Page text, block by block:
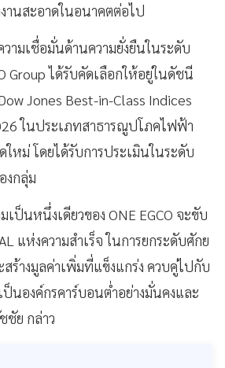
านสะอาดในอนาคตต่อไป
ามเชื่อมั่นด้านความยั่งยืนในระดับ
Group ได้รับคัดเลือกให้อยู่ในดัชนี
Jones Best-in-Class Indices
ในประเภทสาธารณูปโภคไฟฟ้า
หม่ โดยได้รับการประเมินในระดับ
งกลุ่ม
เป็นหนึ่งเดียวของ ONE EGCO จะขับ
แห่งความสำเร็จ ในการยกระดับศักย
ร้างมูลค่าเพิ่มที่แข็งแกร่ง ควบคู่ไปกับ
นองค์กรคาร์บอนต่ำอย่างมั่นคงและ
ชัย กล่าว